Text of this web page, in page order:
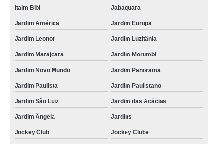
Itaim Bibi Jabaquara
Jardim América Jardim Europa
Jardim Leonor Jardim Luzitânia
Jardim Marajoara Jardim Morumbi
Jardim Novo Mundo Jardim Panorama
Jardim Paulista Jardim Paulistano
Jardim São Luiz Jardim das Acácias
Jardim Ângela Jardins
Jockey Club Jockey Clube